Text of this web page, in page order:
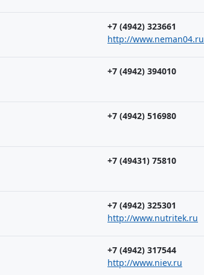
+7 (4942) 323661
http://www.neman04.ru
+7 (4942) 394010
+7 (4942) 516980
+7 (49431) 75810
+7 (4942) 325301
http://www.nutritek.ru
+7 (4942) 317544
http://www.niev.ru